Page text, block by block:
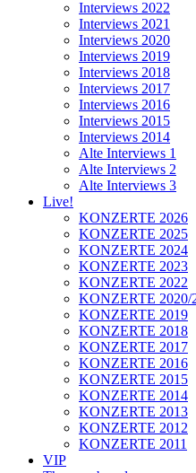
Interviews 2022
Interviews 2021
Interviews 2020
Interviews 2019
Interviews 2018
Interviews 2017
Interviews 2016
Interviews 2015
Interviews 2014
Alte Interviews 1
Alte Interviews 2
Alte Interviews 3
Live!
KONZERTE 2026
KONZERTE 2025
KONZERTE 2024
KONZERTE 2023
KONZERTE 2022
KONZERTE 2020/
KONZERTE 2019
KONZERTE 2018
KONZERTE 2017
KONZERTE 2016
KONZERTE 2015
KONZERTE 2014
KONZERTE 2013
KONZERTE 2012
KONZERTE 2011
VIP